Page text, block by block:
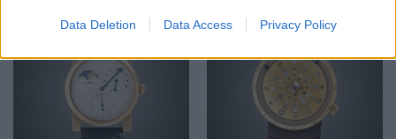
Data Deletion Data Access Privacy Policy